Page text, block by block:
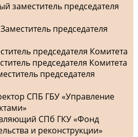
заместитель председателя
председателя
председателя Комитета
председателя Комитета
председателя
СПБ ГБУ «Управление
СПб ГКУ «Фонд
и реконструкции»